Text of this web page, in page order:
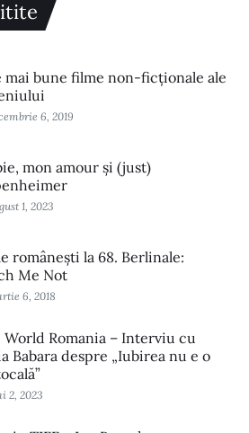
mai bune filme non-ficționale ale
6, 2019
mon amour și (just)
1, 2023
româneşti la 68. Berlinale:
Me Not
6, 2018
World Romania – Interviu cu
Babara despre „Iubirea nu e o
2, 2023